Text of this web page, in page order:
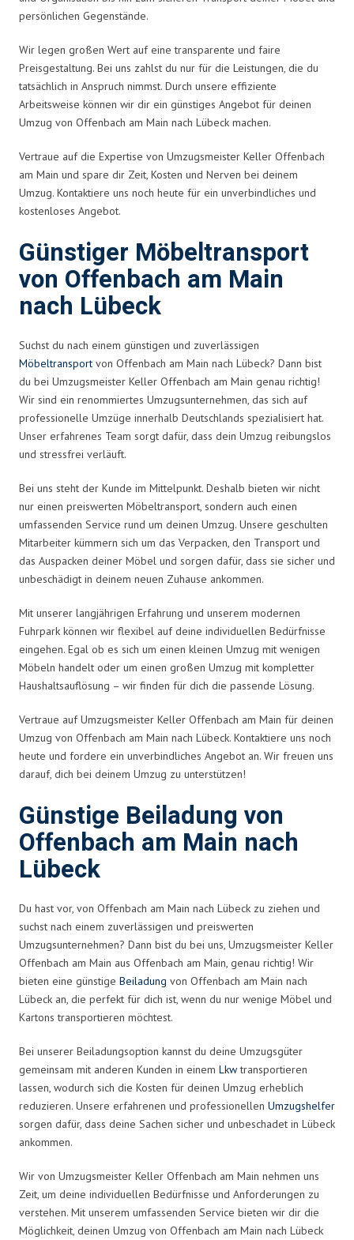
persönlichen Gegenstände.
Wir legen großen Wert auf eine transparente und faire
Preisgestaltung. Bei uns zahlst du nur für die Leistungen, die du
tatsächlich in Anspruch nimmst. Durch unsere effiziente
Arbeitsweise können wir dir ein günstiges Angebot für deinen
Umzug von Offenbach am Main nach Lübeck machen.
Vertraue auf die Expertise von Umzugsmeister Keller Offenbach
am Main und spare dir Zeit, Kosten und Nerven bei deinem
Umzug. Kontaktiere uns noch heute für ein unverbindliches und
kostenloses Angebot.
Günstiger Möbeltransport
von Offenbach am Main
nach Lübeck
Suchst du nach einem günstigen und zuverlässigen
Möbeltransport von Offenbach am Main nach Lübeck? Dann bist
du bei Umzugsmeister Keller Offenbach am Main genau richtig!
Wir sind ein renommiertes Umzugsunternehmen, das sich auf
professionelle Umzüge innerhalb Deutschlands spezialisiert hat.
Unser erfahrenes Team sorgt dafür, dass dein Umzug reibungslos
und stressfrei verläuft.
Bei uns steht der Kunde im Mittelpunkt. Deshalb bieten wir nicht
nur einen preiswerten Möbeltransport, sondern auch einen
umfassenden Service rund um deinen Umzug. Unsere geschulten
Mitarbeiter kümmern sich um das Verpacken, den Transport und
das Auspacken deiner Möbel und sorgen dafür, dass sie sicher und
unbeschädigt in deinem neuen Zuhause ankommen.
Mit unserer langjährigen Erfahrung und unserem modernen
Fuhrpark können wir flexibel auf deine individuellen Bedürfnisse
eingehen. Egal ob es sich um einen kleinen Umzug mit wenigen
Möbeln handelt oder um einen großen Umzug mit kompletter
Haushaltsauflösung – wir finden für dich die passende Lösung.
Vertraue auf Umzugsmeister Keller Offenbach am Main für deinen
Umzug von Offenbach am Main nach Lübeck. Kontaktiere uns noch
heute und fordere ein unverbindliches Angebot an. Wir freuen uns
darauf, dich bei deinem Umzug zu unterstützen!
Günstige Beiladung von
Offenbach am Main nach
Lübeck
Du hast vor, von Offenbach am Main nach Lübeck zu ziehen und
suchst nach einem zuverlässigen und preiswerten
Umzugsunternehmen? Dann bist du bei uns, Umzugsmeister Keller
Offenbach am Main aus Offenbach am Main, genau richtig! Wir
bieten eine günstige Beiladung von Offenbach am Main nach
Lübeck an, die perfekt für dich ist, wenn du nur wenige Möbel und
Kartons transportieren möchtest.
Bei unserer Beiladungsoption kannst du deine Umzugsgüter
gemeinsam mit anderen Kunden in einem Lkwtransportieren
lassen, wodurch sich die Kosten für deinen Umzug erheblich
reduzieren. Unsere erfahrenen und professionellen Umzugshelfer
sorgen dafür, dass deine Sachen sicher und unbeschadet in Lübeck
ankommen.
Wir von Umzugsmeister Keller Offenbach am Main nehmen uns
Zeit, um deine individuellen Bedürfnisse und Anforderungen zu
verstehen. Mit unserem umfassenden Service bieten wir dir die
Möglichkeit, deinen Umzug von Offenbach am Main nach Lübeck